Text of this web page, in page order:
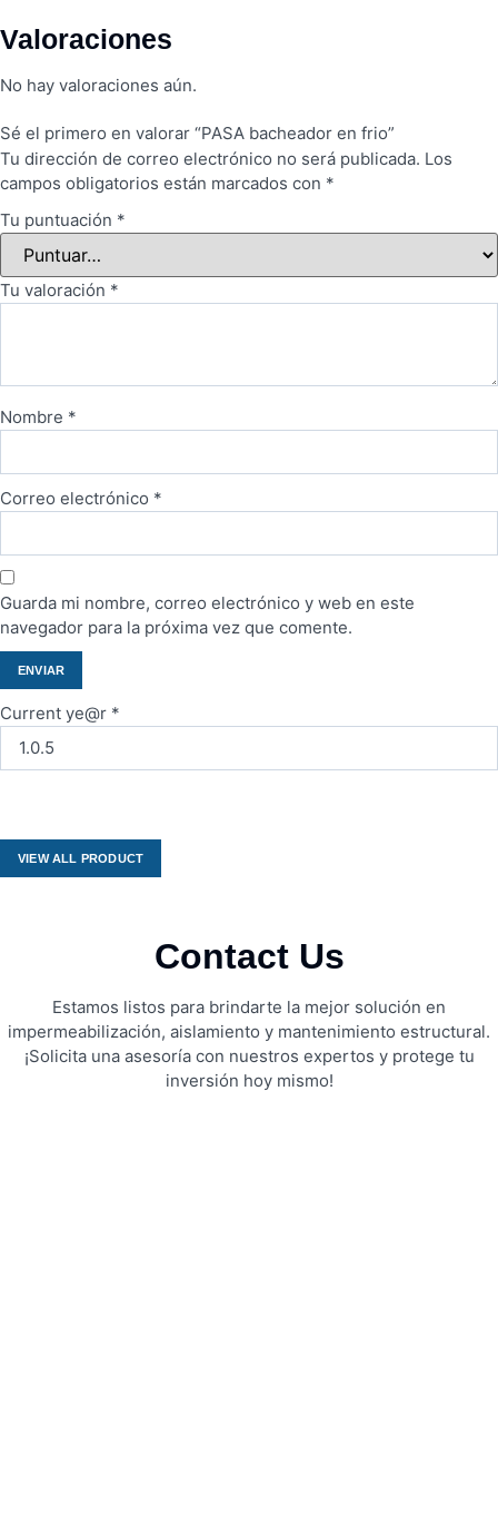
Valoraciones
No hay valoraciones aún.
Sé el primero en valorar “PASA bacheador en frio”
Tu dirección de correo electrónico no será publicada. Los
campos obligatorios están marcados con *
Tu puntuación *
Tu valoración *
Nombre *
Correo electrónico *
Guarda mi nombre, correo electrónico y web en este
navegador para la próxima vez que comente.
Current ye@r *
VIEW ALL PRODUCT
Contact Us
Estamos listos para brindarte la mejor solución en
impermeabilización, aislamiento y mantenimiento estructural.
¡Solicita una asesoría con nuestros expertos y protege tu
inversión hoy mismo!